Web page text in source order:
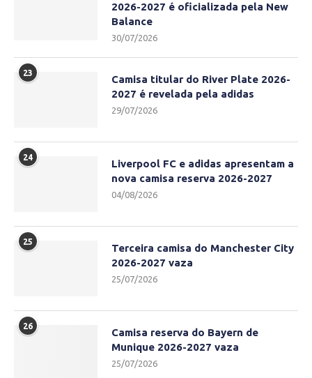
2026-2027 é oficializada pela New
Balance
30/07/2026
23
Camisa titular do River Plate 2026-
2027 é revelada pela adidas
29/07/2026
24
Liverpool FC e adidas apresentam a
nova camisa reserva 2026-2027
04/08/2026
25
Terceira camisa do Manchester City
2026-2027 vaza
25/07/2026
26
Camisa reserva do Bayern de
Munique 2026-2027 vaza
25/07/2026